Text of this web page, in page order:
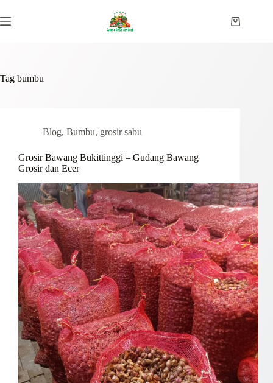
to
content
Shopping
Tag bumbu
Blog, Bumbu, grosir sabu
Grosir Bawang Bukittinggi – Gudang Bawang
Grosir dan Ecer